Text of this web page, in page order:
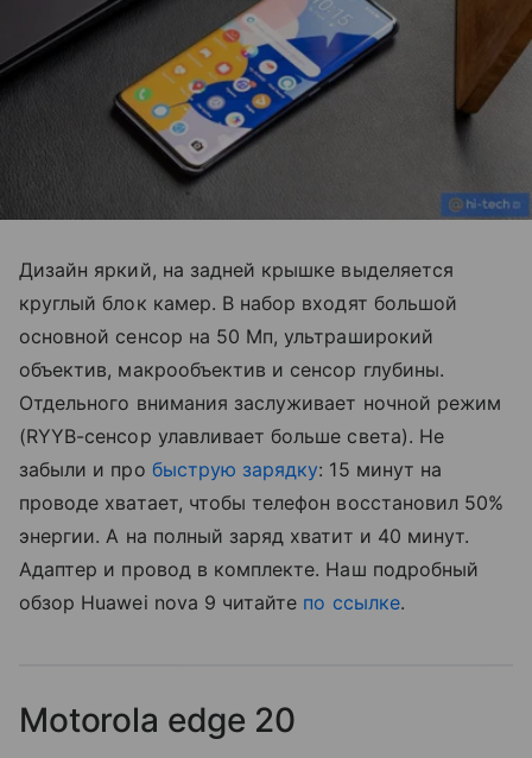
Дизайн яркий, на задней крышке выделяется
круглый блок камер. В набор входят большой
основной сенсор на 50 Мп, ультраширокий
объектив, макрообъектив и сенсор глубины.
Отдельного внимания заслуживает ночной режим
(RYYB-сенсор улавливает больше света). Не
забыли и про быструю зарядку: 15 минут на
проводе хватает, чтобы телефон восстановил 50%
энергии. А на полный заряд хватит и 40 минут.
Адаптер и провод в комплекте. Наш подробный
обзор Huawei nova 9 читайте по ссылке.
Motorola edge 20